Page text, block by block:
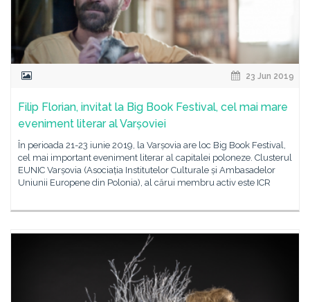
23 Jun 2019
Filip Florian, invitat la Big Book Festival, cel mai mare
eveniment literar al Varșoviei
În perioada 21-23 iunie 2019, la Varșovia are loc Big Book Festival,
cel mai important eveniment literar al capitalei poloneze. Clusterul
EUNIC Varșovia (Asociația Institutelor Culturale și Ambasadelor
Uniunii Europene din Polonia), al cărui membru activ este ICR